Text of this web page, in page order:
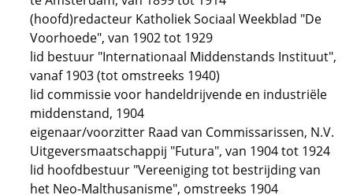
(hoofd)redacteur Katholiek Sociaal Weekblad "De
Voorhoede", van 1902 tot 1929
lid bestuur "Internationaal Middenstands Instituut",
vanaf 1903 (tot omstreeks 1940)
lid commissie voor handeldrijvende en industriële
middenstand, 1904
eigenaar/voorzitter Raad van Commissarissen, N.V.
Uitgeversmaatschappij "Futura", van 1904 tot 1924
lid hoofdbestuur "Vereeniging tot bestrijding van
het Neo-Malthusanisme", omstreeks 1904